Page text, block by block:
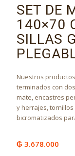
SET DE
140×70
SILLAS
Nuestros
terminados con
mate, encastres
y herrajes,
bicromatizados
₲ 3.678.000